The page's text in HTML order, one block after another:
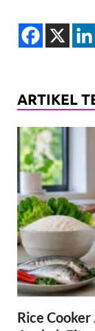
ARTIKEL
Rice Cooker